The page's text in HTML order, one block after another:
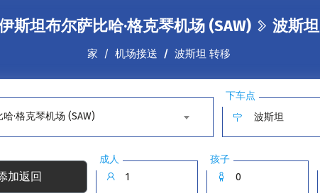
斯坦布尔萨比哈·格克琴机场 (SAW) 波斯坦
家 机场接送 波斯坦 转移
·格克琴机场 (SAW)
下车点
加返回
成人 孩子